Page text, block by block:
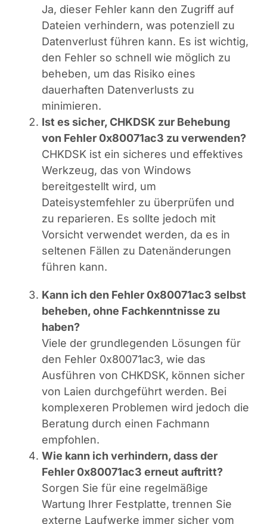
Ja, dieser Fehler kann den Zugriff auf
Dateien verhindern, was potenziell zu
Datenverlust führen kann. Es ist wichtig,
den Fehler so schnell wie möglich zu
beheben, um das Risiko eines
dauerhaften Datenverlusts zu
minimieren.
Ist es sicher, CHKDSK zur Behebung
von Fehler 0x80071ac3 zu verwenden?
CHKDSK ist ein sicheres und effektives
Werkzeug, das von Windows
bereitgestellt wird, um
Dateisystemfehler zu überprüfen und
zu reparieren. Es sollte jedoch mit
Vorsicht verwendet werden, da es in
seltenen Fällen zu Datenänderungen
führen kann.
Kann ich den Fehler 0x80071ac3 selbst
beheben, ohne Fachkenntnisse zu
haben?
Viele der grundlegenden Lösungen für
den Fehler 0x80071ac3, wie das
Ausführen von CHKDSK, können sicher
von Laien durchgeführt werden. Bei
komplexeren Problemen wird jedoch die
Beratung durch einen Fachmann
empfohlen.
Wie kann ich verhindern, dass der
Fehler 0x80071ac3 erneut auftritt?
Sorgen Sie für eine regelmäßige
Wartung Ihrer Festplatte, trennen Sie
externe Laufwerke immer sicher vom